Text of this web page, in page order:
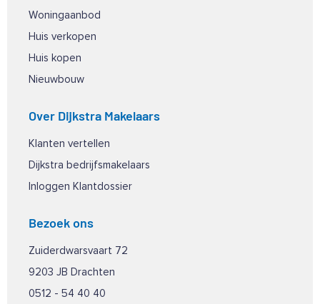
Woningaanbod
Huis verkopen
Huis kopen
Nieuwbouw
Over Dijkstra Makelaars
Klanten vertellen
Dijkstra bedrijfsmakelaars
Inloggen Klantdossier
Bezoek ons
Zuiderdwarsvaart 72
9203 JB Drachten
0512 - 54 40 40